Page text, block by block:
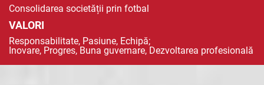
Consolidarea societății prin fotbal
VALORI
Responsabilitate, Pasiune, Echipă;
Inovare, Progres, Buna guvernare, Dezvoltarea profesională